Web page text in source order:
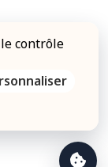
contrôle